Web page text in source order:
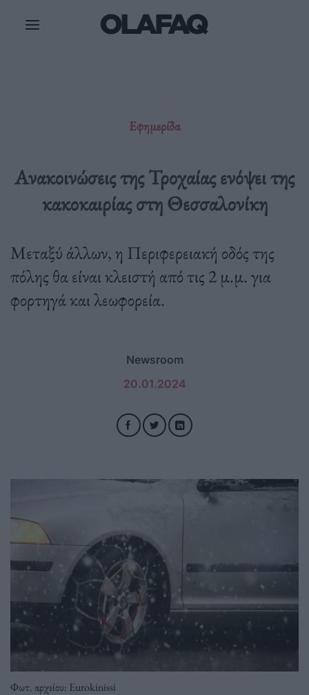
Εφημερίδα
Ανακοινώσεις της Τροχαίας ενόψει της
κακοκαιρίας στη Θεσσαλονίκη
Μεταξύ άλλων, η Περιφερειακή οδός της
πόλης θα είναι κλειστή από τις 2 μ.μ. για
φορτηγά και λεωφορεία.
Newsroom
20.01.2024
Φωτ. αρχείου: Eurokinissi